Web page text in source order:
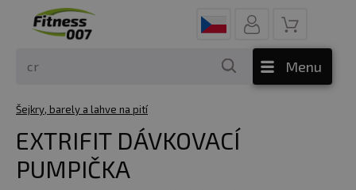
Menu
Šejkry, barely a lahve na pití
EXTRIFIT DÁVKOVACÍ
PUMPIČKA